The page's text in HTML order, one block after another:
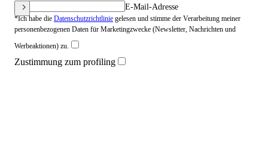
E-Mail-Adresse
*Ich habe die Datenschutzrichtlinie gelesen und stimme der Verarbeitung meiner
personenbezogenen Daten für Marketingzwecke (Newsletter, Nachrichten und
Werbeaktionen) zu.
Zustimmung zum profiling